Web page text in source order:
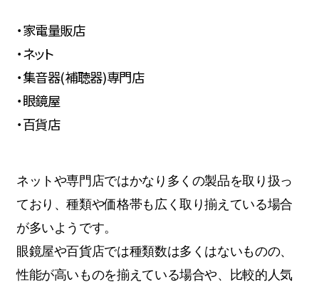
・家電量販店
・ネット
・集音器(補聴器)専門店
・眼鏡屋
・百貨店
ネットや専門店ではかなり多くの製品を取り扱っ
ており、種類や価格帯も広く取り揃えている場合
が多いようです。
眼鏡屋や百貨店では種類数は多くはないものの、
性能が高いものを揃えている場合や、比較的人気